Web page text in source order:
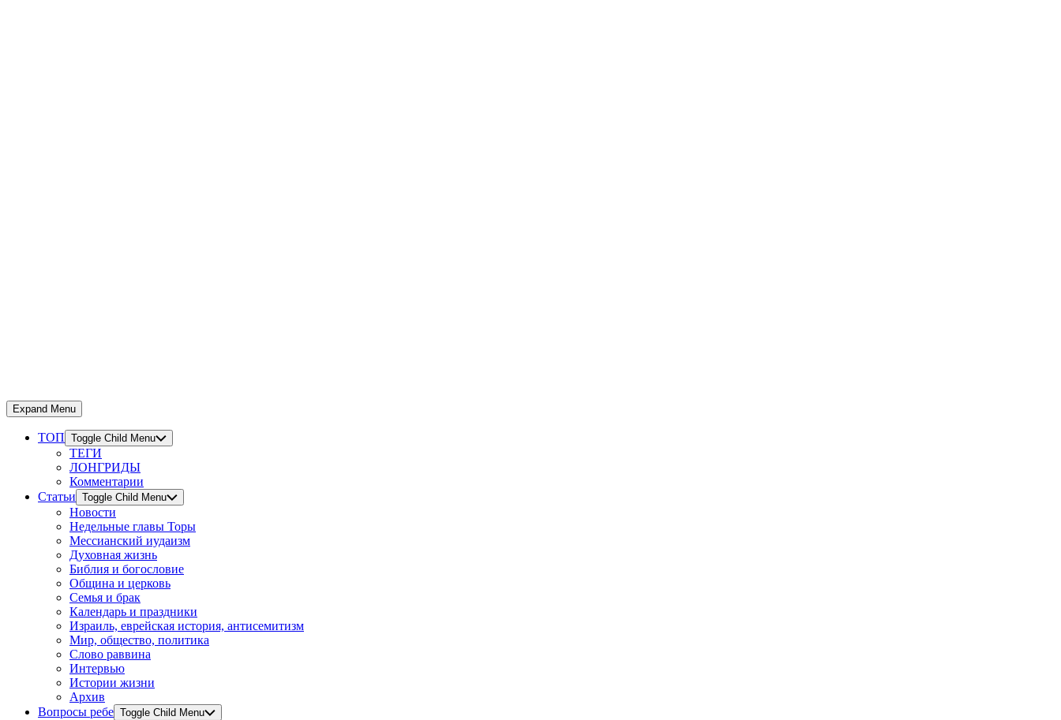
Expand Menu
ТОП Toggle Child Menu
ТЕГИ
ЛОНГРИДЫ
Комментарии
Статьи Toggle Child Menu
Новости
Недельные главы Торы
Мессианский иудаизм
Духовная жизнь
Библия и богословие
Община и церковь
Семья и брак
Календарь и праздники
Израиль, еврейская история, антисемитизм
Мир, общество, политика
Слово раввина
Интервью
Истории жизни
Архив
Вопросы ребе Toggle Child Menu